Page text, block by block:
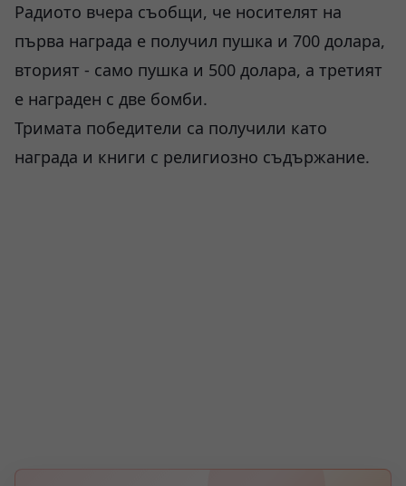
Радиото вчера съобщи, че носителят на
първа награда е получил пушка и 700 долара,
вторият - само пушка и 500 долара, а третият
е награден с две бомби.
Тримата победители са получили като
награда и книги с религиозно съдържание.